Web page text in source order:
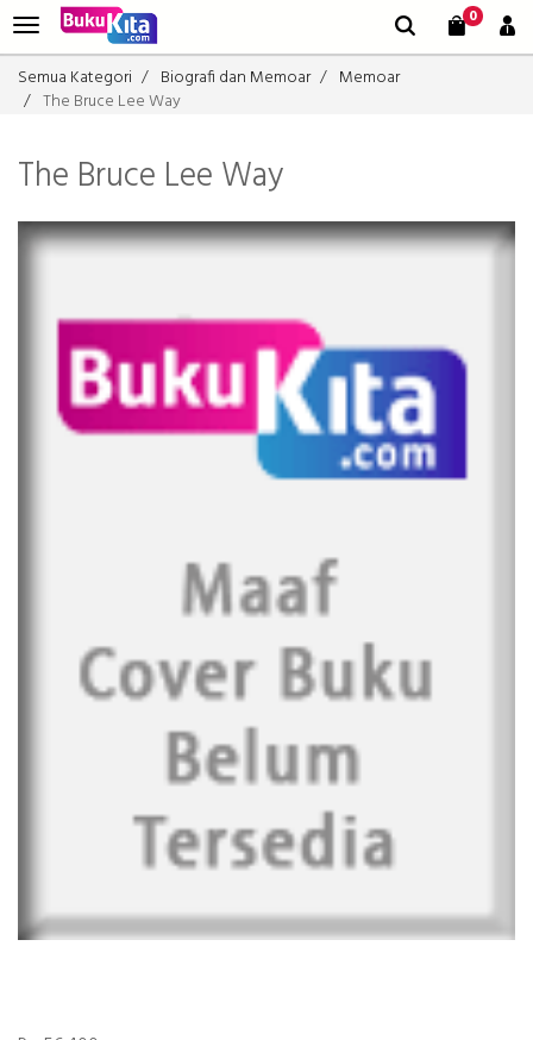
0
Semua Kategori Biografi dan Memoar
Memoar
The Bruce Lee Way
The Bruce Lee Way